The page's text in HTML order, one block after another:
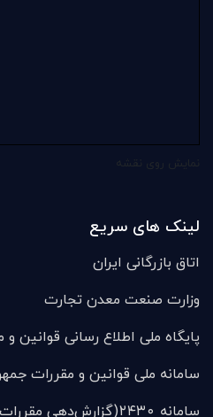
لینک های سریع
اتاق بازرگانی ایران
وزارت صنعت معدن تجارت
پایگاه ملی اطلاع رسانی قوانین
سامانه ملی قوانين و مقررات
سامانه ۲۴۳۰(گزارش‌دهی مقررات خلق الساعه)